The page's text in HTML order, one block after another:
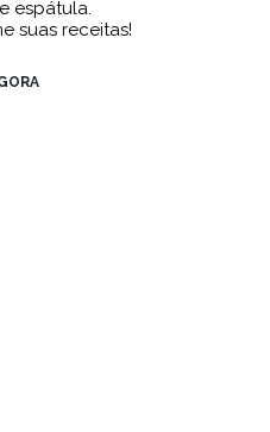
espátula.
suas receitas!